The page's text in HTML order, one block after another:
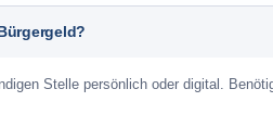
Stelle persönlich oder digital.